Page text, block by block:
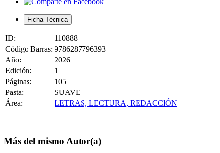
Ficha Técnica
ID:
110888
Código Barras: 9786287796393
Año:
2026
Edición:
1
Páginas:
105
Pasta:
SUAVE
Área:
LETRAS, LECTURA, REDACCIÓN
Más del mismo Autor(a)